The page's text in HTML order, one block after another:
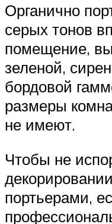
Органично
серых тонов
помещение,
зеленой,
бордовой
размеры
не имеют.
Чтобы не
портьерами,